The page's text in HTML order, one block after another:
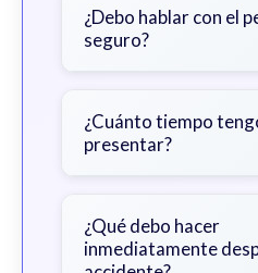
gravedad de sus
médicas, tiempo
¿Debo hablar con el
seguro?
primero con un
declaraciones que
¿Cuánto tiempo
presentar?
con excepciones.
obtener orientación
¿Qué debo hacer
inmediatamente